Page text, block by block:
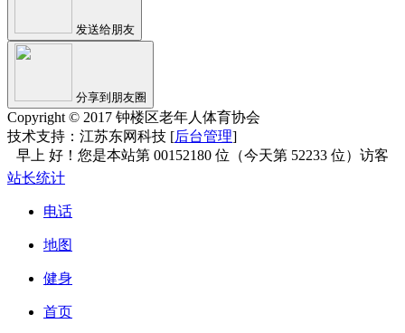
发送给朋友
分享到朋友圈
Copyright © 2017 钟楼区老年人体育协会
技术支持：江苏东网科技 [后台管理]
站长统计
电话
地图
健身
首页